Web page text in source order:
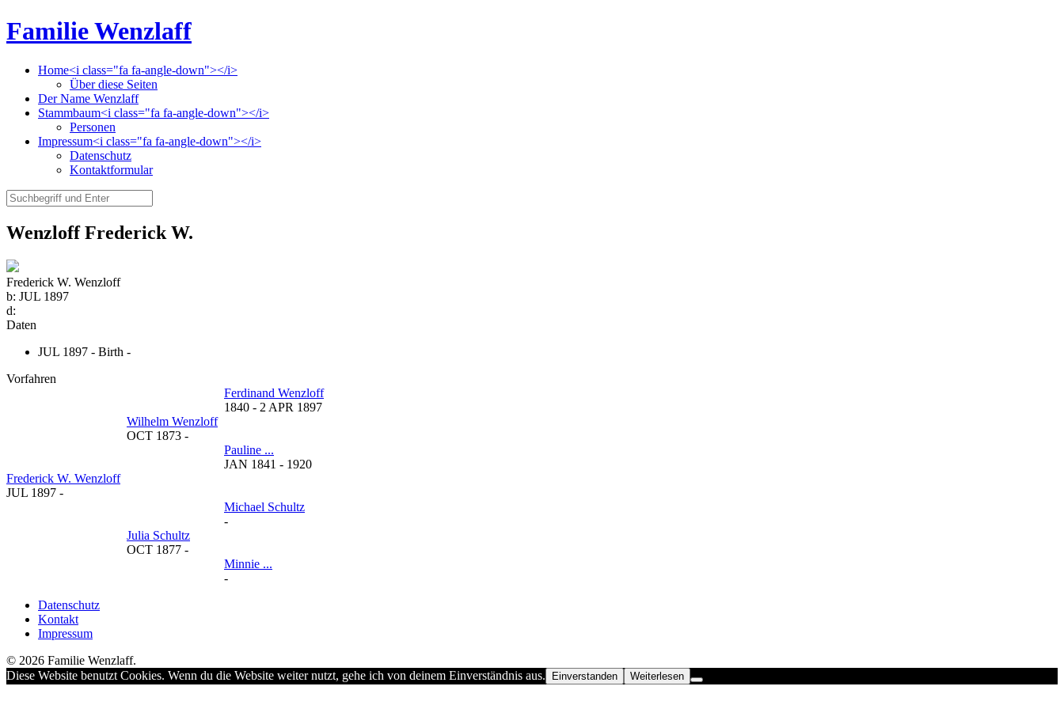
Familie Wenzlaff
Home<i class="fa fa-angle-down"></i>
Über diese Seiten
Der Name Wenzlaff
Stammbaum<i class="fa fa-angle-down"></i>
Personen
Impressum<i class="fa fa-angle-down"></i>
Datenschutz
Kontaktformular
Wenzloff Frederick W.
Frederick W. Wenzloff
b: JUL 1897
d:
Daten
JUL 1897 - Birth -
Vorfahren
Ferdinand Wenzloff
1840 - 2 APR 1897
Wilhelm Wenzloff
OCT 1873 -
Pauline ...
JAN 1841 - 1920
Frederick W. Wenzloff
JUL 1897 -
Michael Schultz
-
Julia Schultz
OCT 1877 -
Minnie ...
-
Datenschutz
Kontakt
Impressum
© 2026 Familie Wenzlaff.
Diese Website benutzt Cookies. Wenn du die Website weiter nutzt, gehe ich von deinem Einverständnis aus.
Einverstanden Weiterlesen